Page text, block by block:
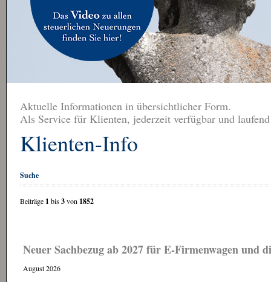
Aktuelle Informationen in übersichtlicher Form.
Als Service für Klienten, jederzeit verfügbar und
Klienten-Info
Suche
Beiträge 1 bis3von 1852
Neuer Sachbezug ab 2027 für E-Firmenwagen und
August 2026